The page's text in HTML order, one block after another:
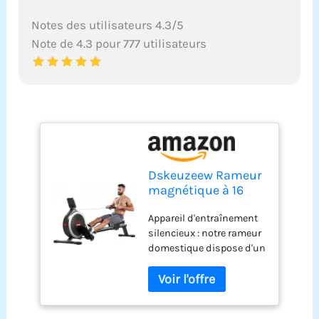
Notes des utilisateurs 4.3/5
Note de 4.3 pour 777 utilisateurs
Dskeuzeew Rameur
magnétique à 16
Affichage LED, Rail
Coulissant
Silencieux pour la
Maison, la Salle de
Gym, l'équipement
d'entraînement
d'intérieur (Noir)
Appareil d'entraînement
silencieux : notre rameur
domestique dispose d'un
magnétique
spécialement conçu qui
permet un entraînement